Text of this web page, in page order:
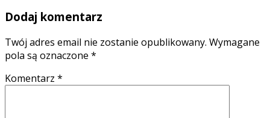
Dodaj komentarz
Twój adres email nie zostanie opublikowany. Wymagane
pola są oznaczone *
Komentarz *